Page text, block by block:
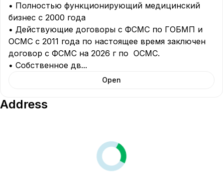
• Полностью функционирующий медицинский
бизнес с 2000 года
• Действующие договоры с ФСМС по ГОБМП и
ОСМС с 2011 года по настоящее время заключен
договор с ФСМС на 2026 г по  ОСМС.
• Собственное дв...
Open
Address